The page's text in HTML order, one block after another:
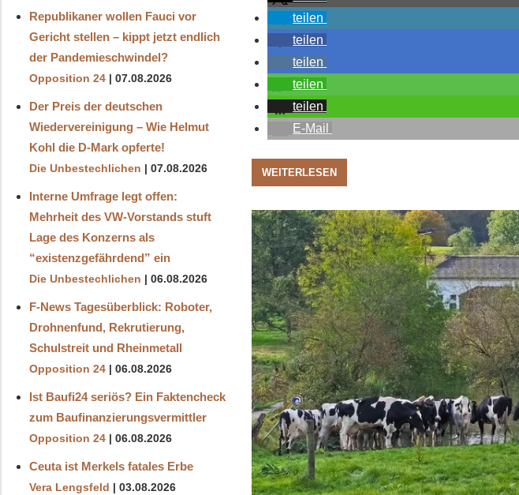
teilen
teilen
teilen
teilen
teilen
E-Mail
WEITERLESEN
Republikaner wollen Fauci vor
Gericht stellen – kippt jetzt endlich
der Pandemieschwindel?
Opposition 24 07.08.2026
Der Preis der deutschen
Wiedervereinigung – Wie Helmut
Kohl die D‑Mark opferte!
Die Unbestechlichen 07.08.2026
Interne Umfrage legt offen:
Mehrheit des VW-Vorstands stuft
Lage des Konzerns als
“existenzgefährdend” ein
Die Unbestechlichen 06.08.2026
F-News Tagesüberblick: Roboter,
Drohnenfund, Rekrutierung,
Schulstreit und Rheinmetall
Opposition 24 06.08.2026
Ist Baufi24 seriös? Ein Faktencheck
zum Baufinanzierungsvermittler
Opposition 24 06.08.2026
Ceuta ist Merkels fatales Erbe
Vera Lengsfeld 03.08.2026